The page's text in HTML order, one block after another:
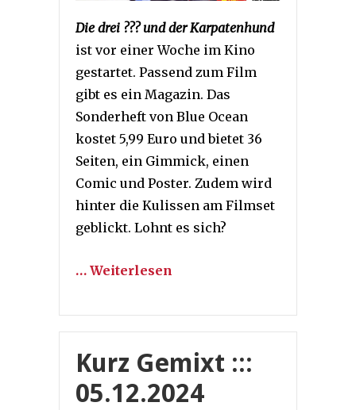
Die drei ??? und der Karpatenhund
ist vor einer Woche im Kino
gestartet. Passend zum Film
gibt es ein Magazin. Das
Sonderheft von Blue Ocean
kostet 5,99 Euro und bietet 36
Seiten, ein Gimmick, einen
Comic und Poster. Zudem wird
hinter die Kulissen am Filmset
geblickt. Lohnt es sich?
… Weiterlesen
Kurz Gemixt :::
05.12.2024